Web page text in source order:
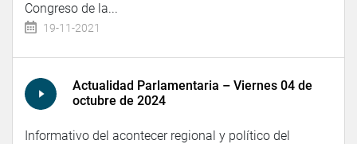
Congreso de la...
19-11-2021
Actualidad Parlamentaria – Viernes 04 de
octubre de 2024
Informativo del acontecer regional y político del